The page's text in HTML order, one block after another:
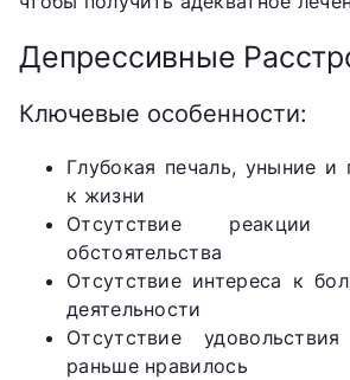
Депрессивные
Ключевые особенности:
Глубокая печаль, уныние и
к жизни
Отсутствие
обстоятельства
Отсутствие интереса к
деятельности
Отсутствие
раньше нравилось